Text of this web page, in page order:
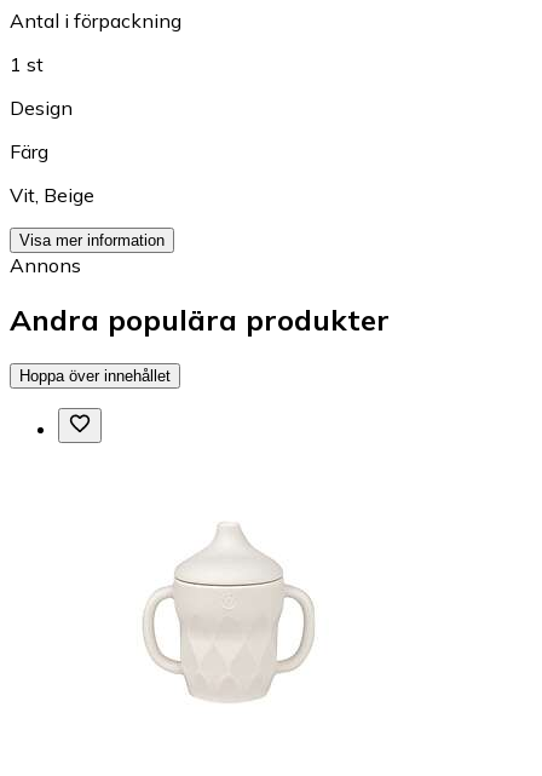
Antal i förpackning
1 st
Design
Färg
Vit, Beige
Visa mer information
Annons
Andra populära produkter
Hoppa över innehållet